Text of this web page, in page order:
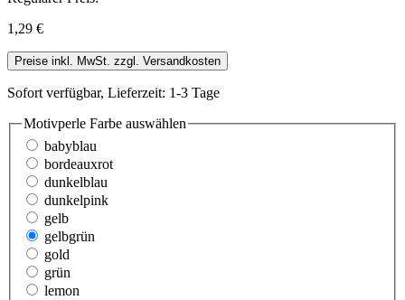
1,29 €
Preise inkl. MwSt. zzgl. Versandkosten
Sofort verfügbar, Lieferzeit: 1-3 Tage
Motivperle Farbe auswählen
babyblau
bordeauxrot
dunkelblau
dunkelpink
gelb
gelbgrün
gold
grün
lemon